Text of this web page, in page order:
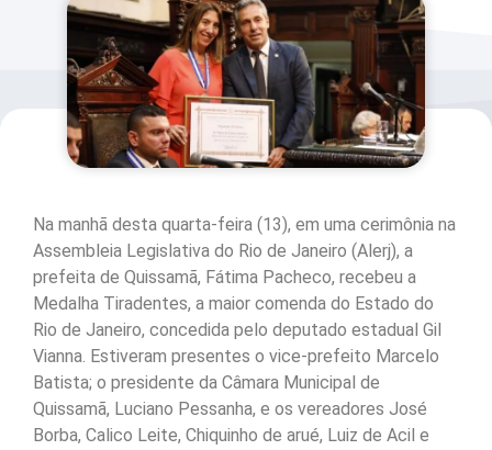
Na manhã desta quarta-feira (13), em uma cerimônia na
Assembleia Legislativa do Rio de Janeiro (Alerj), a
prefeita de Quissamã, Fátima Pacheco, recebeu a
Medalha Tiradentes, a maior comenda do Estado do
Rio de Janeiro, concedida pelo deputado estadual Gil
Vianna. Estiveram presentes o vice-prefeito Marcelo
Batista; o presidente da Câmara Municipal de
Quissamã, Luciano Pessanha, e os vereadores José
Borba, Calico Leite, Chiquinho de arué, Luiz de Acil e